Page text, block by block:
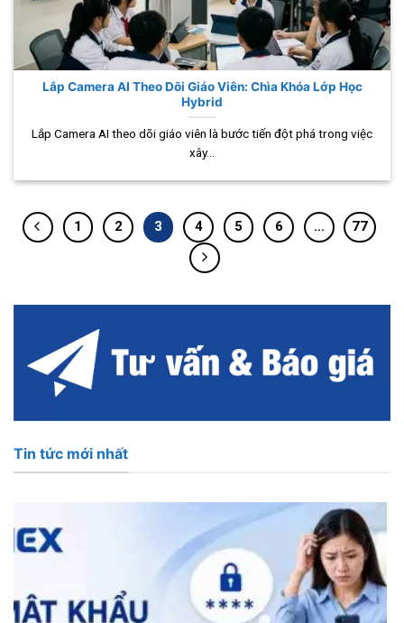
Lắp Camera AI Theo Dõi Giáo Viên: Chìa Khóa Lớp Học
Hybrid
Lắp Camera AI theo dõi giáo viên là bước tiến đột phá trong việc
xây...
1 2 3 4 5 6 … 77
Tin tức mới nhất